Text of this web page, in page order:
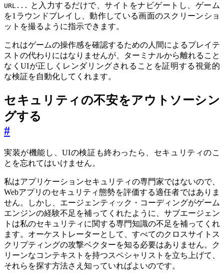
URL...
と入力するだけで、サイトをナビゲートし、ゲーム
を1ラウンドプレイし、動作している画面のスクリーンショ
ットを撮るように指示できます。
これはゲームの操作感を確認するための人間によるプレイテ
ストの代わりにはなりませんが、ターミナルから離れること
なくUIが正しくレンダリングされることを証明する視覚的
な検証を自動化してくれます。
セキュリティの不安をアウトソーシン
グする
#
実装が機能し、UIの検証も終わったら、セキュリティのこ
とを忘れてはいけません。
私はアプリケーションセキュリティの専門家ではないので、
Webアプリのセキュリティ態勢を評価する適任者ではありま
せん。しかし、エージェンティック・コーディングがゲーム
エンジンの経験不足を補ってくれたように、サブエージェン
トは私のセキュリティに関する専門知識の不足を補ってくれ
ます。オーケストレーターとして、すべてのクロスサイトス
クリプティングの攻撃ベクターを知る必要はありません。ク
リーンなコンテキストを持つスペシャリストを立ち上げて、
それらを探す方法さえ知っていればよいのです。